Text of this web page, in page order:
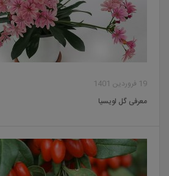
19 فروردین 1401
معرفی گل لویسیا